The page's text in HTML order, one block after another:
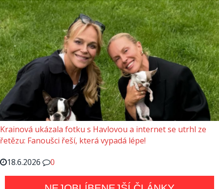
Krainová ukázala fotku s Havlovou a internet se utrhl ze
řetězu: Fanoušci řeší, která vypadá lépe!
18.6.2026
0